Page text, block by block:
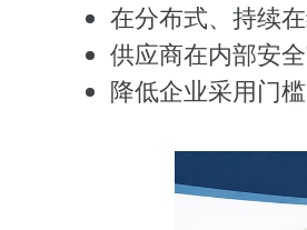
在分布式、持续
供应商在内部安
降低企业采用门